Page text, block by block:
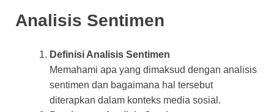
Analisis Sentimen
Definisi Analisis Sentimen
Memahami apa yang dimaksud dengan analisis
sentimen dan bagaimana hal tersebut
diterapkan dalam konteks media sosial.